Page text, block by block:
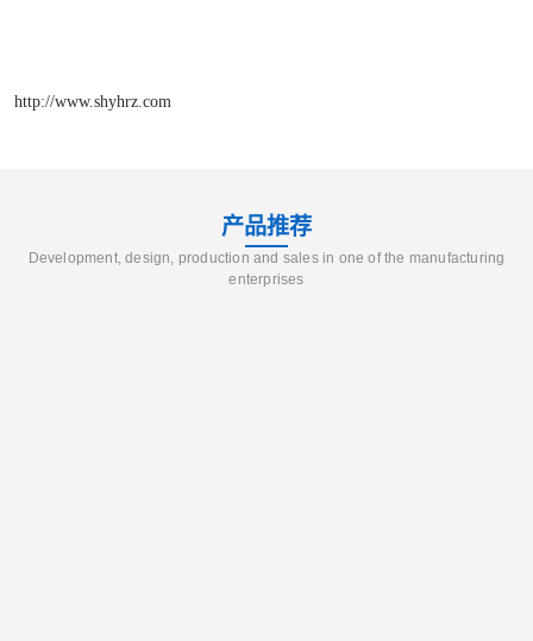
http://www.shyhrz.com
产品推荐
Development, design, production and sales in one of the manufacturing
enterprises